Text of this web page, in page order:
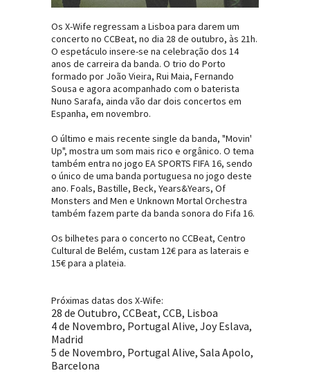
Os X-Wife regressam a Lisboa para darem um
concerto no CCBeat, no dia 28 de outubro, às 21h.
O espetáculo insere-se na celebração dos 14
anos de carreira da banda. O trio do Porto
formado por João Vieira, Rui Maia, Fernando
Sousa e agora acompanhado com o baterista
Nuno Sarafa, ainda vão dar dois concertos em
Espanha, em novembro.
O último e mais recente single da banda, "Movin'
Up", mostra um som mais rico e orgânico. O tema
também entra no jogo EA SPORTS FIFA 16, sendo
o único de uma banda portuguesa no jogo deste
ano. Foals, Bastille, Beck, Years&Years, Of
Monsters and Men e Unknown Mortal Orchestra
também fazem parte da banda sonora do Fifa 16.
Os bilhetes para o concerto no CCBeat, Centro
Cultural de Belém, custam 12€ para as laterais e
15€ para a plateia.
Próximas datas dos X-Wife:
28 de Outubro, CCBeat, CCB, Lisboa
4 de Novembro, Portugal Alive, Joy Eslava,
Madrid
5 de Novembro, Portugal Alive, Sala Apolo,
Barcelona